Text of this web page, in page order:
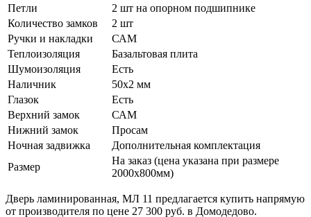
Петли
2 шт на опорном подшипнике
Количество замков
2 шт
Ручки и накладки
САМ
Теплоизоляция
Базальтовая плита
Шумоизоляция
Есть
Наличник
50х2 мм
Глазок
Есть
Верхний замок
САМ
Нижний замок
Просам
Ночная задвижка
Дополнительная комплектация
Размер
На заказ (цена указана при размере
2000х800мм)
Дверь ламинированная, МЛ 11 предлагается купить напрямую
от производителя по цене 27 300 руб. в Домодедово.